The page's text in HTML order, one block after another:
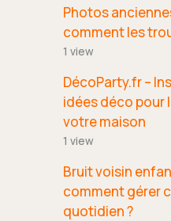
Photos
comment les
1 view
DécoParty.fr –
idées déco pour
votre maison
1 view
Bruit voisin
comment gérer
quotidien ?